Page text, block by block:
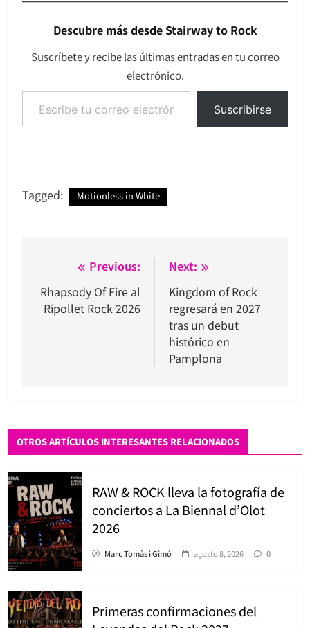
Descubre más desde Stairway to Rock
Suscríbete y recibe las últimas entradas en tu correo
electrónico.
Escribe tu correo electrónico…
Suscribirse
Tagged: Motionless in White
Navegación
de
entradas
Previous:
Rhapsody Of Fire al
Ripollet Rock 2026
Next:
Kingdom of Rock
regresará en 2027
tras un debut
histórico en
Pamplona
OTROS ARTÍCULOS INTERESANTES RELACIONADOS
RAW & ROCK lleva la fotografía de
conciertos a La Biennal d’Olot
2026
Marc Tomàs i Gimó agosto 8, 2026 0
Primeras confirmaciones del